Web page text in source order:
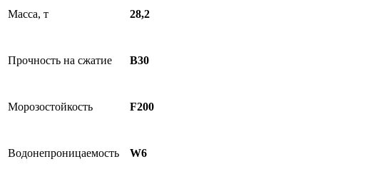
Масса, т 28,2
Прочность на сжатие B30
Морозостойкость F200
Водонепроницаемость W6